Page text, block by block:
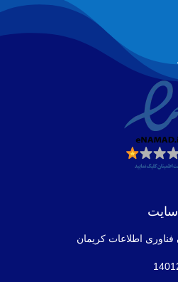
سایت
اطلاعات كريمان